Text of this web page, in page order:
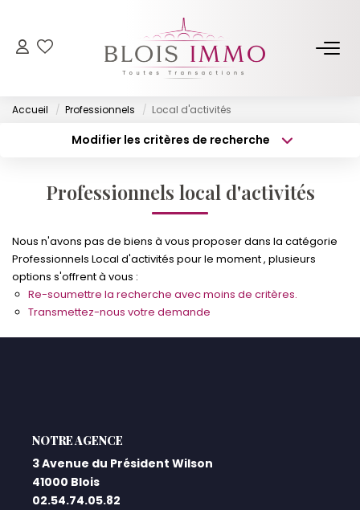
NOS BIENS
Acheter
Louer
Off Market
ESTIMER
FAIRE GÉRER
Nos Partenaires
Accueil Professionnels Local d'activités
Modifier les critères de recherche
Type de bien
Budget max Plus de critères
Professionnels local d'activités
Nous n'avons pas de biens à vous proposer dans la catégorie
Professionnels Local d'activités pour le moment , plusieurs
options s'offrent à vous :
Re-soumettre la recherche avec moins de critères.
Transmettez-nous votre demande
L'AGENCE
3 Avenue du Président Wilson
41000 Blois
02.54.74.05.82